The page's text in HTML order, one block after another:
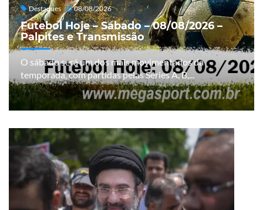
Destaques 08/08/2026
Futebol Hoje – Sábado – 08/08/2026 –
Palpites e Transmissão
O sábado será um dos mais movimentados da
temporada, com partidas pelas Séries A, B,...